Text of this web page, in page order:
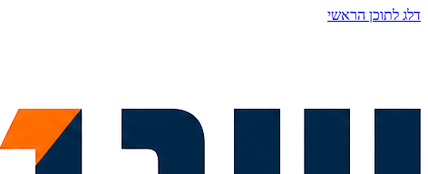
דלג לתוכן הראשי